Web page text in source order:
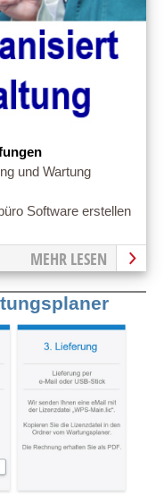
und Wartung
Software erstellen
MEHR LESEN